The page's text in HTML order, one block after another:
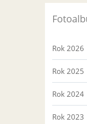
Rok 2026
Rok 2025
Rok 2024
Rok 2023